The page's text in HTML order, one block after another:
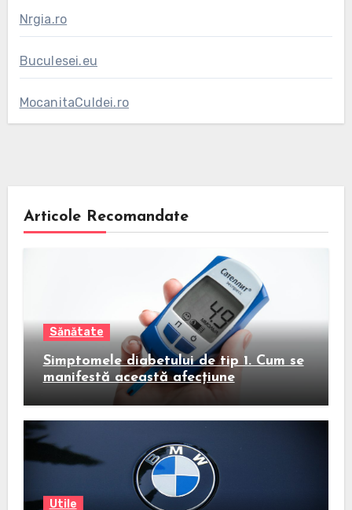
Nrgia.ro
Buculesei.eu
MocanitaCuIdei.ro
Articole Recomandate
Sănătate
Simptomele diabetului de tip 1. Cum se
manifestă această afecțiune
Utile